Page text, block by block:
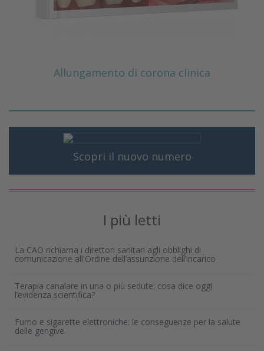
Allungamento di corona clinica
Scopri il nuovo numero
I più letti
La CAO richiama i direttori sanitari agli obblighi di
comunicazione all'Ordine dell’assunzione dell’incarico
Terapia canalare in una o più sedute: cosa dice oggi
l’evidenza scientifica?
Fumo e sigarette elettroniche: le conseguenze per la salute
delle gengive